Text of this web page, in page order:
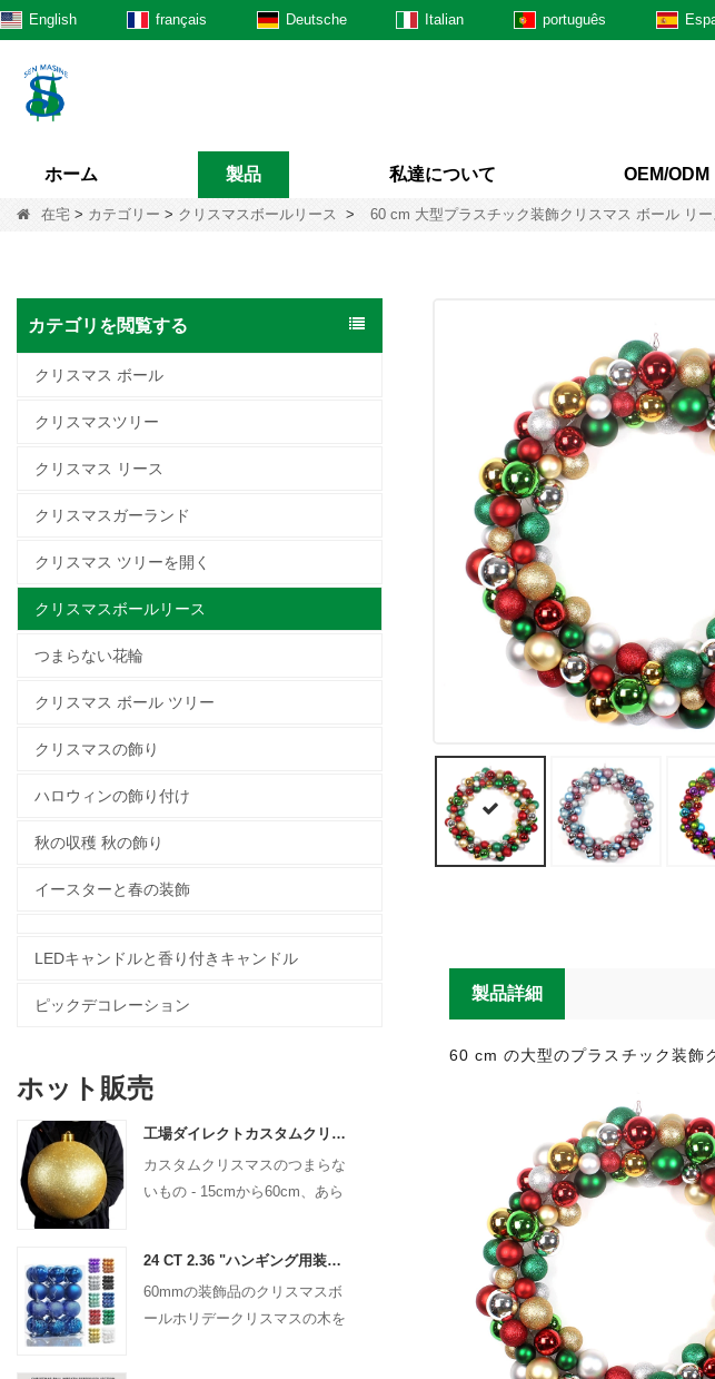
English français Deutsche Italian português
ホーム 製品 私達について OEM/ODM
在宅 > カテゴリー > クリスマスボールリース > 60 cm 大型プラスチック装飾クリスマス ボール リー
カテゴリを閲覧する
クリスマス ボール
クリスマスツリー
クリスマス リース
クリスマスガーランド
クリスマス ツリーを開く
クリスマスボールリース
つまらない花輪
クリスマス ボール ツリー
クリスマスの飾り
ハロウィンの飾り付け
秋の収穫 秋の飾り
イースターと春の装飾
LEDキャンドルと香り付きキャンドル
ピックデコレーション
ホット販売
工場ダイレクトカスタムクリスマスボール大きな装飾品15cm -60cmクリスマスロゴボール
カスタムクリスマスのつまらな
いもの - 15cmから60cm、あら
24 CT 2.36 "ハンギング用装飾用のクリスマスプラスチックボールクリスマスシャタープルーフボールホリデーパーティー装飾
60mmの装飾品のクリスマスボ
ールホリデークリスマスの木を
製品詳細
60 cm の大型のプラスチック装飾